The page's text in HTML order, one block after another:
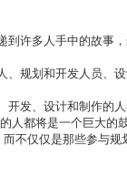
到许多人手中的故事
、规划和开发人员、
发、设计和制作的人
人都将是一个巨大的鼓
不仅仅是那些参与